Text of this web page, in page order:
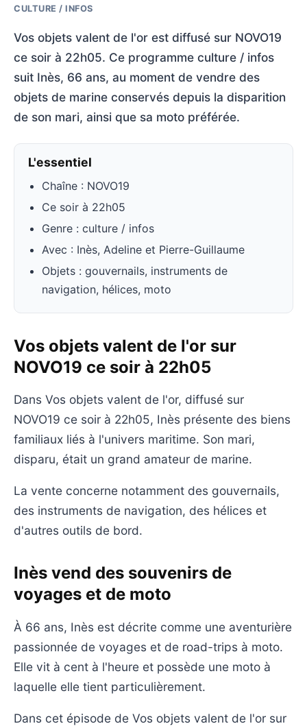
CULTURE / INFOS
Vos objets valent de l'or est diffusé sur NOVO19
ce soir à 22h05. Ce programme culture / infos
suit Inès, 66 ans, au moment de vendre des
objets de marine conservés depuis la disparition
de son mari, ainsi que sa moto préférée.
L'essentiel
Chaîne : NOVO19
Ce soir à 22h05
Genre : culture / infos
Avec : Inès, Adeline et Pierre-Guillaume
Objets : gouvernails, instruments de
navigation, hélices, moto
Vos objets valent de l'or sur
NOVO19 ce soir à 22h05
Dans Vos objets valent de l'or, diffusé sur
NOVO19 ce soir à 22h05, Inès présente des biens
familiaux liés à l'univers maritime. Son mari,
disparu, était un grand amateur de marine.
La vente concerne notamment des gouvernails,
des instruments de navigation, des hélices et
d'autres outils de bord.
Inès vend des souvenirs de
voyages et de moto
À 66 ans, Inès est décrite comme une aventurière
passionnée de voyages et de road-trips à moto.
Elle vit à cent à l'heure et possède une moto à
laquelle elle tient particulièrement.
Dans cet épisode de Vos objets valent de l'or sur